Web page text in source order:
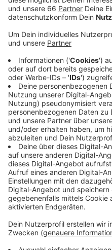
Anzeige
An insgesamt 32
alltours-Kinos Blockbuster
oder Marvel-Filme wie
Strange" gezeigt. Auch der
wieder dabei. Heute
der neue "Minions"-Film
zum Abschluss läuft
Anzeige
Weitere Infos und
Anzeige
Kino-Beach am Rhein: